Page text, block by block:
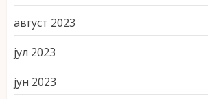
август 2023
јул 2023
јун 2023